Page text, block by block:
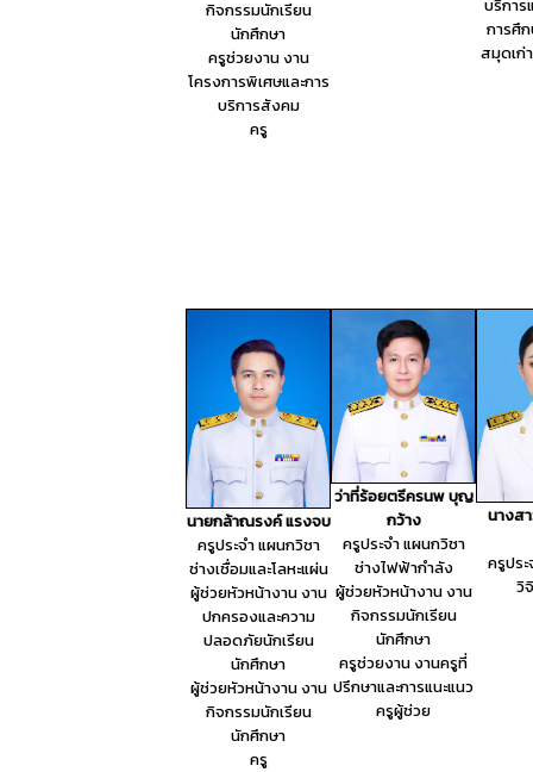
กิจกรรมนักเรียน
นักศึกษา
ครูช่วยงาน งาน
โครงการพิเศษและการ
บริการสังคม
ครู
บริการ
การศึ
สมุดเก่
นายกล้าณรงค์ แรงจบ
ครูประจำ แผนกวิชา
ช่างเชื่อมและโลหะแผ่น
ผู้ช่วยหัวหน้างาน งาน
ปกครองและความ
ปลอดภัยนักเรียน
นักศึกษา
ผู้ช่วยหัวหน้างาน งาน
กิจกรรมนักเรียน
นักศึกษา
ครู
ว่าที่ร้อยตรีครนพ บุญ
กว้าง
ครูประจำ แผนกวิชา
ช่างไฟฟ้ากำลัง
ผู้ช่วยหัวหน้างาน งาน
กิจกรรมนักเรียน
นักศึกษา
ครูช่วยงาน งานครูที่
ปรึกษาและการแนะแนว
ครูผู้ช่วย
นางส
ครูปร
วิ